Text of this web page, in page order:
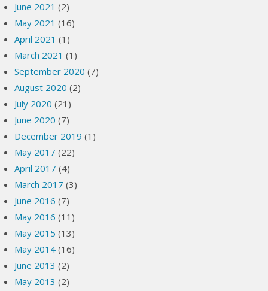
June 2021 (2)
May 2021 (16)
April 2021 (1)
March 2021 (1)
September 2020 (7)
August 2020 (2)
July 2020 (21)
June 2020 (7)
December 2019 (1)
May 2017 (22)
April 2017 (4)
March 2017 (3)
June 2016 (7)
May 2016 (11)
May 2015 (13)
May 2014 (16)
June 2013 (2)
May 2013 (2)